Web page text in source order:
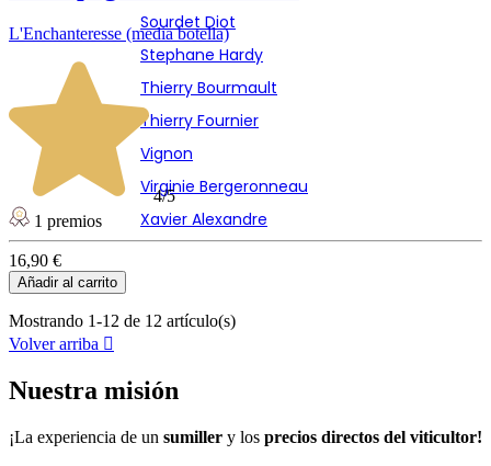
Sourdet Diot
Stephane Hardy
Thierry Bourmault
Thierry Fournier
Vignon
Virginie Bergeronneau
Xavier Alexandre
L'Enchanteresse (media botella)
4/5
1 premios
16,90 €
Añadir al carrito
Mostrando 1-12 de 12 artículo(s)
Volver arriba 
Nuestra misión
¡La experiencia de un sumiller y los precios directos del viticultor!